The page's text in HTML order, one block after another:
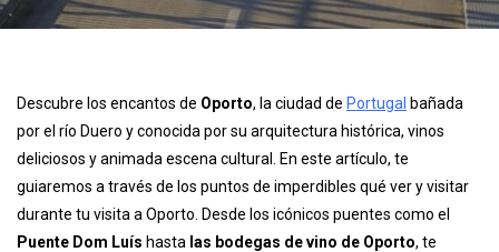
Descubre los encantos de Oporto, la ciudad de Portugal bañada
por el río Duero y conocida por su arquitectura histórica, vinos
deliciosos y animada escena cultural. En este artículo, te
guiaremos a través de los puntos de imperdibles qué ver y visitar
durante tu visita a Oporto. Desde los icónicos puentes como el
Puente Dom Luís hasta las bodegas de vino de Oporto, te